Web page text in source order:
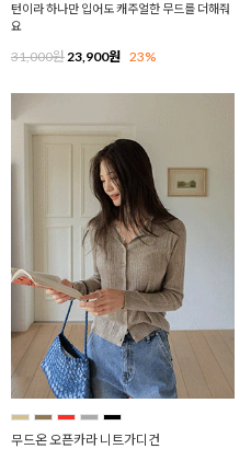
턴이라 하나만 입어도 캐주얼한 무드를 더해줘
요
31,000원23,900원 23%
무드온 오픈카라 니트가디건